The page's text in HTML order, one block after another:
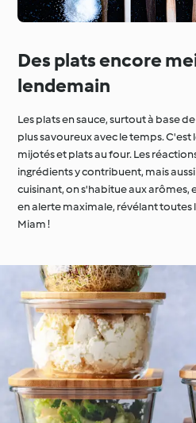
Des plats encore
lendemain
Les plats en sauce, surtout à base
plus savoureux avec le temps. C'est
mijotés et plats au four. Les
ingrédients y contribuent, mais
cuisinant, on s'habitue aux arômes,
en alerte maximale, révélant toutes
Miam !